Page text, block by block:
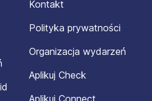
Kontakt
Polityka prywatności
Organizacja wydarzeń
Aplikuj Check
Aplikuj Connect